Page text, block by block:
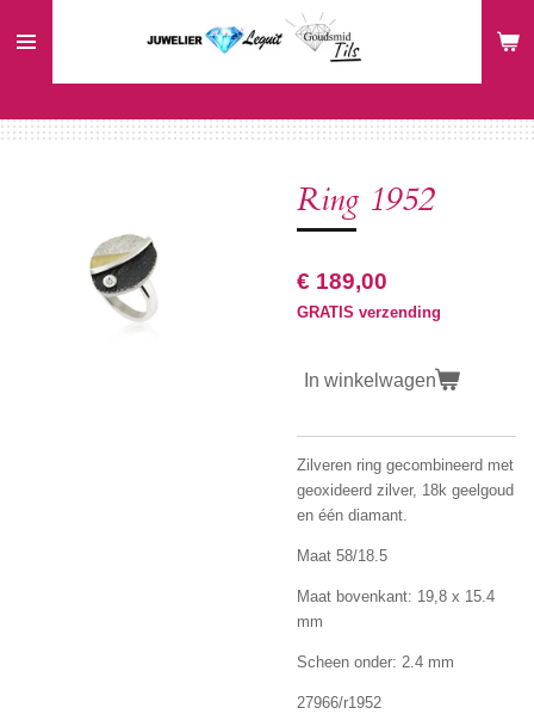
direct
hoofdinhoud
Ring 1952
€ 189,00
GRATIS verzending
In winkelwagen
Zilveren ring gecombineerd met
geoxideerd zilver, 18k geelgoud
en één diamant.
Maat 58/18.5
Maat bovenkant: 19,8 x 15.4
mm
Scheen onder: 2.4 mm
27966/r1952